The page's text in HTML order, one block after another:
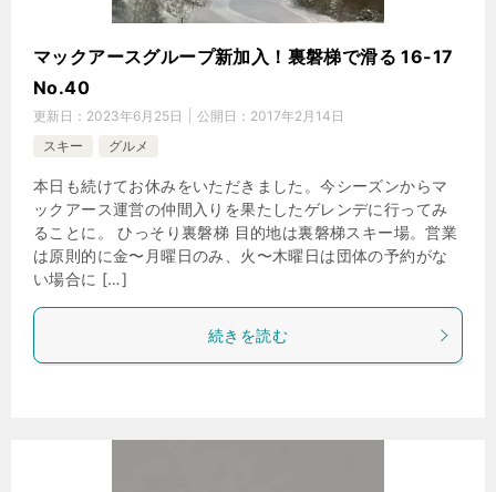
マックアースグループ新加入！裏磐梯で滑る 16-17
No.40
更新日： 2023年6月25日 公開日： 2017年2月14日
スキー
グルメ
本日も続けてお休みをいただきました。今シーズンからマ
ックアース運営の仲間入りを果たしたゲレンデに行ってみ
ることに。 ひっそり裏磐梯 目的地は裏磐梯スキー場。営業
は原則的に金〜月曜日のみ、火〜木曜日は団体の予約がな
い場合に […]
続きを読む